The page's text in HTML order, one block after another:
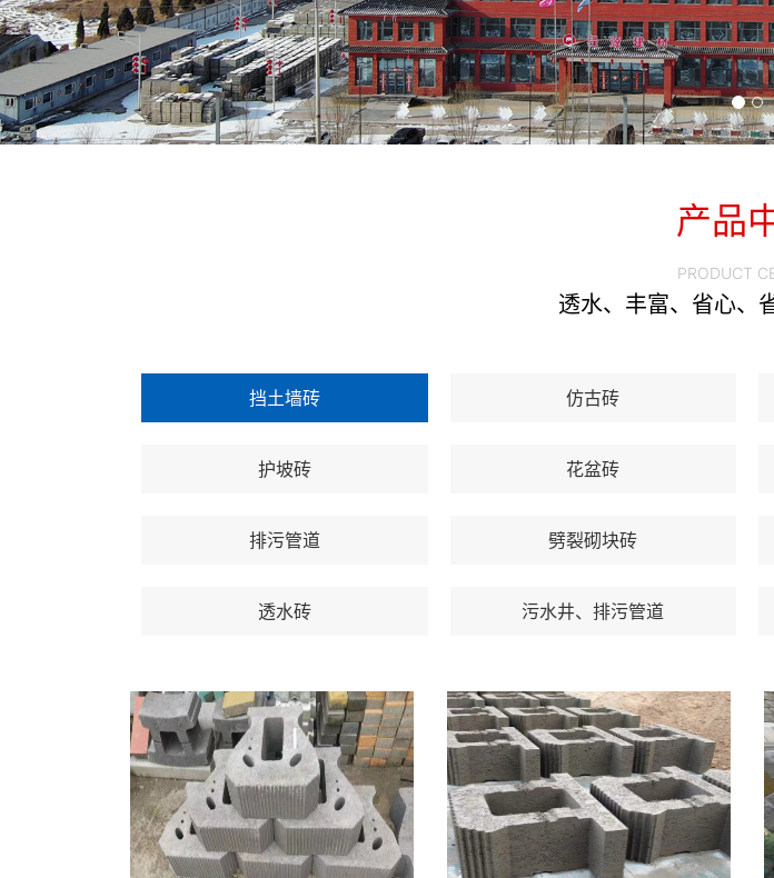
产品
PRODUCT
透水、丰富、省心、
挡土墙砖 仿古砖
护坡砖 花盆砖
排污管道 劈裂砌块砖
透水砖 污水井、排污管道